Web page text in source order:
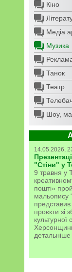
Кіно
Медіа
Музика
Танок
Театр
Шоу,
14.05.2026,
"Стіни" у
9 травня у
пошті»
мальопису
представив
проєкти зі